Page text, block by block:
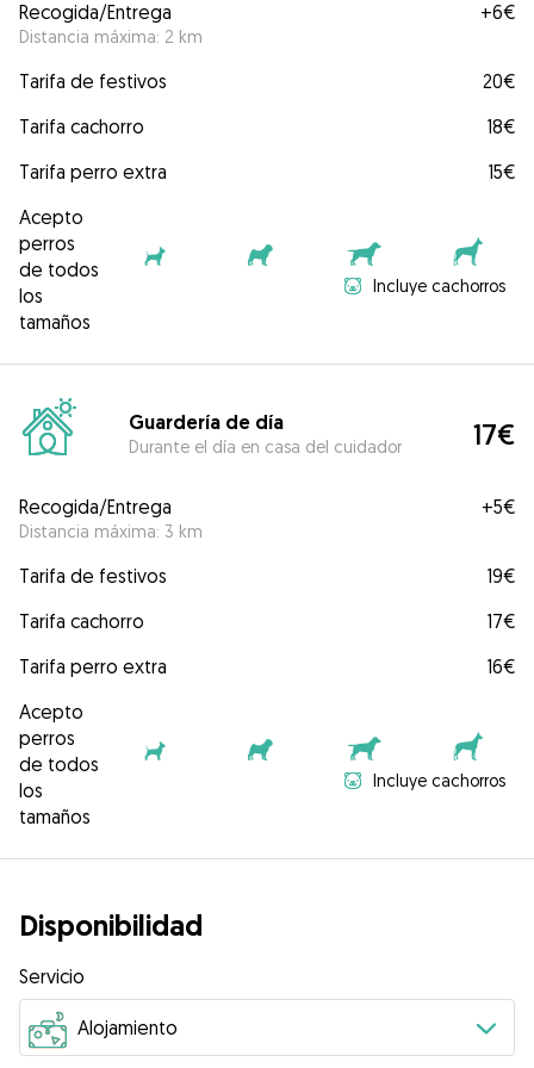
Recogida/Entrega
Distancia máxima: 2 km
+6€
Tarifa de festivos
20€
Tarifa cachorro
18€
Tarifa perro extra
15€
Acepto
perros
de todos
los
tamaños
Incluye cachorros
Guardería de día
Durante el día en casa del cuidador 17€
Recogida/Entrega
Distancia máxima: 3 km
+5€
Tarifa de festivos
19€
Tarifa cachorro
17€
Tarifa perro extra
16€
Acepto
perros
de todos
los
tamaños
Incluye cachorros
Disponibilidad
Servicio